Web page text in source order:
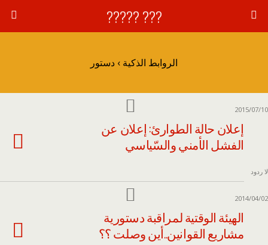
??? ?????
الروابط الذكية › دستور
2015/07/10
إعلان حالة الطوارئ: إعلان عن
الفشل الأمني والسّياسي
لا ردود
2014/04/02
الهيئة الوقتية لمراقبة دستورية
مشاريع القوانين..أين وصلت ؟؟